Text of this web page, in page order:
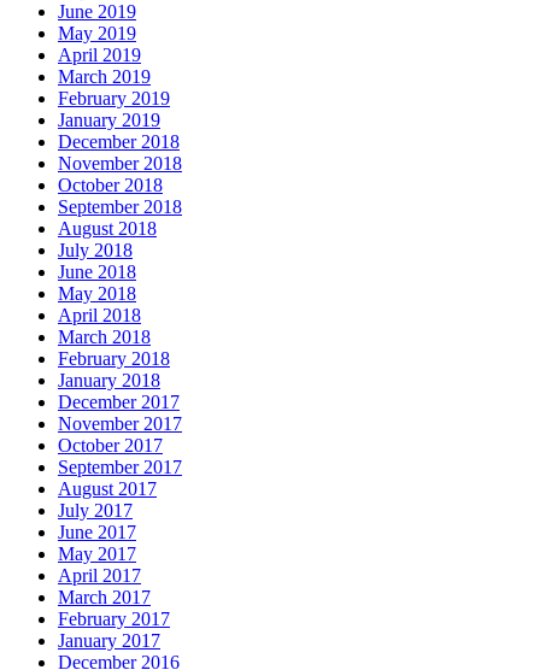
June 2019
May 2019
April 2019
March 2019
February 2019
January 2019
December 2018
November 2018
October 2018
September 2018
August 2018
July 2018
June 2018
May 2018
April 2018
March 2018
February 2018
January 2018
December 2017
November 2017
October 2017
September 2017
August 2017
July 2017
June 2017
May 2017
April 2017
March 2017
February 2017
January 2017
December 2016